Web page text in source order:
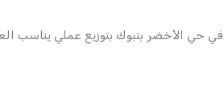
بتبوك بتوزيع عملي يناسب العائلة، مع مطبخ راكب و3 دورات مياه